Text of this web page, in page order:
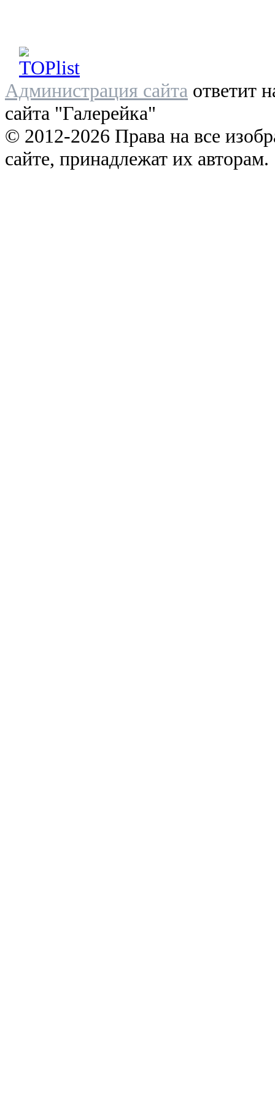
Администрация сайта ответит
сайта "Галерейка"
© 2012-2026 Права на все
сайте, принадлежат их авторам.